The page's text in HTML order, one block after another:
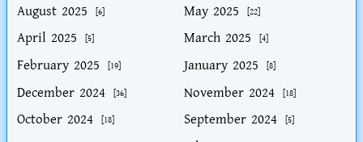
August 2025 [6] May 2025 [22]
April 2025 [5] March 2025 [4]
February 2025 [19] January 2025 [8]
December 2024 [36] November 2024 [18]
October 2024 [18] September 2024 [5]